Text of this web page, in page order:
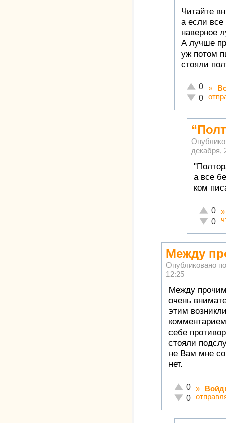
Читайте
а если все
наверное
А лучше
уж потом
стояли
Отлично!
0
0
»
декабря,
а все
ком
0
0
Между
Опубликовано
12:25
Между
очень
этим
себе
стояли
не Вам мне
нет.
Отлично!
0
Неадекватно!
0
»